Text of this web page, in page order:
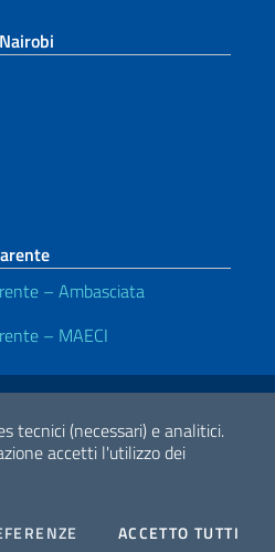
tecnici (necessari) e analitici.
accetti l'utilizzo dei
COOKIESACCETTO TUTTI
– Ambasciata
– MAECI